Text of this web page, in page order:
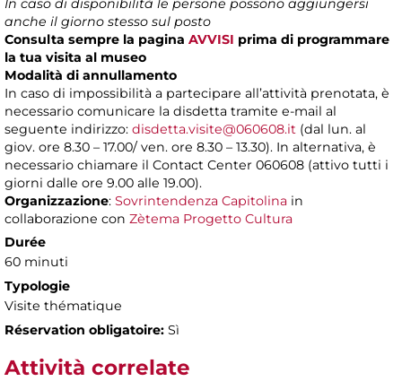
In caso di disponibilità le persone possono aggiungersi
anche il giorno stesso sul posto
Consulta sempre la pagina AVVISI prima di programmare
la tua visita al museo
Modalità di annullamento
In caso di impossibilità a partecipare all’attività prenotata, è
necessario comunicare la disdetta tramite e-mail al
seguente indirizzo: disdetta.visite@060608.it (dal lun. al
giov. ore 8.30 – 17.00/ ven. ore 8.30 – 13.30). In alternativa, è
necessario chiamare il Contact Center 060608 (attivo tutti i
giorni dalle ore 9.00 alle 19.00).
Organizzazione: Sovrintendenza Capitolina in
collaborazione con Zètema Progetto Cultura
Durée
60 minuti
Typologie
Visite thématique
Réservation obligatoire: Sì
Attività correlate